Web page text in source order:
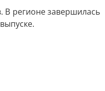
В регионе завершилась